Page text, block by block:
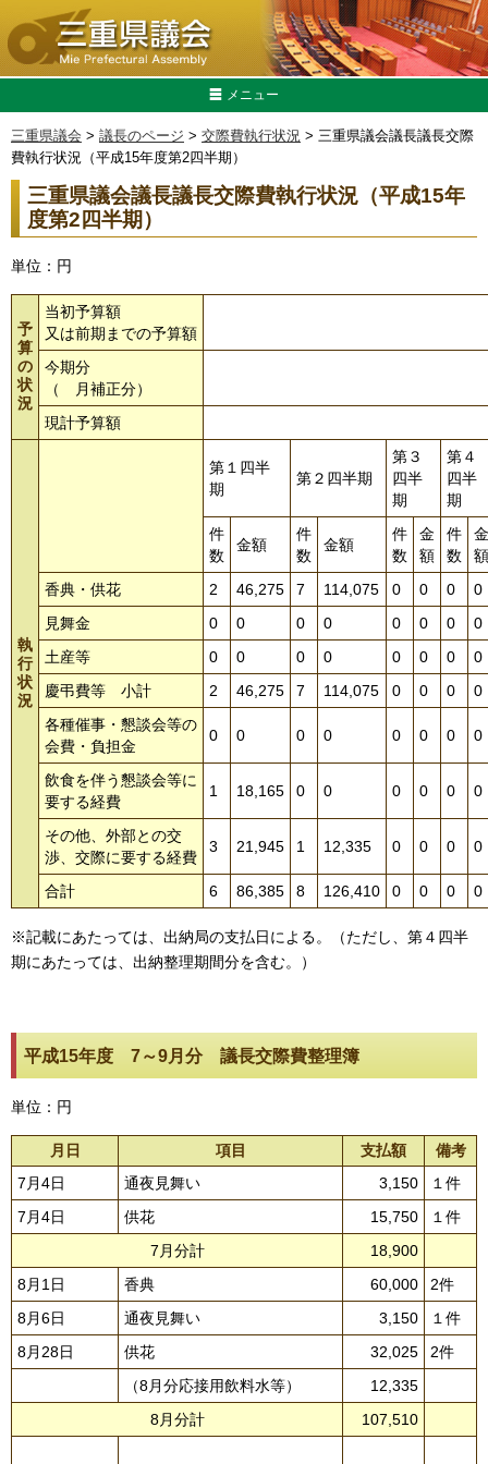
メニュー
三重県議会 > 議長のページ > 交際費執行状況 > 三重県議会議長議長交際
費執行状況（平成15年度第2四半期）
三重県議会議長議長交際費執行状況（平成15年
度第2四半期）
単位：円
予
算
の
状
況
当初予算額
又は前期までの予算額
今期分
（ 月補正分）
現計予算額
執
行
状
況
第１四半
期
第２四半期
第３
四半
期
第４
四半
期
件
数
金額
件
数
金額
件
数
金
額
件
数
金
額
香典・供花
2 46,275 7 114,075 0 0 0
0
見舞金
0 0 0 0 0 0 0
0
土産等
0 0 0 0 0 0 0
0
慶弔費等 小計
2 46,275 7 114,075 0 0 0
0
各種催事・懇談会等の
会費・負担金
0 0 0 0 0 0 0 0
飲食を伴う懇談会等に
要する経費
1 18,165 0 0 0 0 0 0
その他、外部との交
渉、交際に要する経費
3 21,945 1 12,335 0 0 0 0
合計 6 86,385 8 126,410 0 0 0 0
※記載にあたっては、出納局の支払日による。（ただし、第４四半
期にあたっては、出納整理期間分を含む。）
平成15年度 7～9月分 議長交際費整理簿
単位：円
月日 項目 支払額
備考
7月4日
通夜見舞い 3,150
１件
7月4日
供花 15,750
１件
7月分計
18,900
8月1日
香典 60,000
2件
8月6日
通夜見舞い 3,150
１件
8月28日
供花 32,025
2件
（8月分応接用飲料水等）
12,335
8月分計
107,510